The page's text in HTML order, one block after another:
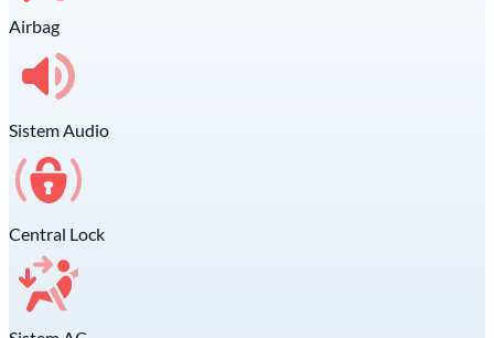
Airbag
Sistem Audio
Central Lock